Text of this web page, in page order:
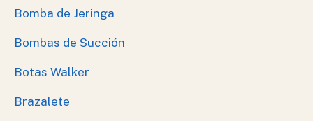
Bomba de Jeringa
Bombas de Succión
Botas Walker
Brazalete